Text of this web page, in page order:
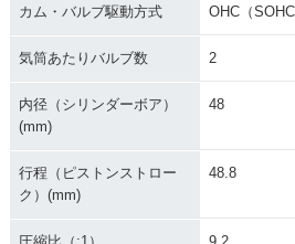
カム・バルブ駆動方式 OHC（SOHC
気筒あたりバルブ数 2
内径（シリンダーボア）
(mm)
48
行程（ピストンストロー
ク）(mm)
48.8